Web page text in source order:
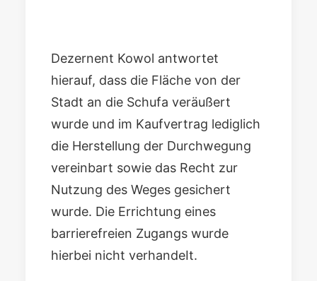
Dezernent Kowol antwortet
hierauf, dass die Fläche von der
Stadt an die Schufa veräußert
wurde und im Kaufvertrag lediglich
die Herstellung der Durchwegung
vereinbart sowie das Recht zur
Nutzung des Weges gesichert
wurde. Die Errichtung eines
barrierefreien Zugangs wurde
hierbei nicht verhandeIt.